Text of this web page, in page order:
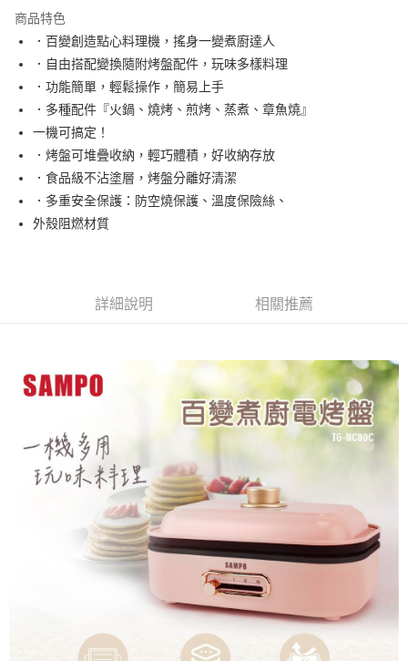
合作金庫商業銀行
華南商業銀行
彰化商業銀行
上海商業儲蓄銀行
台北富邦商業銀行
國泰世華商業銀行
兆豐國際商業銀行
臺灣中小企業銀行
台中商業銀行
匯豐（台灣）商業銀行
聯邦商業銀行
元大商業銀行
永豐商業銀行
玉山商業銀行
星展（台灣）商業銀行
台新國際商業銀行
中國信託商業銀行
台灣樂天信用卡公司
6 期 0 利率 每期
華南商業銀行
彰化商業銀行
上海商業儲蓄銀行
台北富邦商業銀行
國泰世華商業銀行
兆豐國際商業銀行
臺灣中小企業銀行
匯豐（台灣）商業銀行
華泰商業銀行
聯邦商業銀行
遠東國際商業銀行
元大商業銀行
永豐商業銀行
玉山商業銀行
星展（台灣）商業銀行
台新國際商業銀行
12 期 0 利率 每期 NT$149
合作金庫商業銀行
第一商業銀行
上海商業儲蓄銀行
台北富邦商業銀行
國泰世華商業銀行
臺灣中小企業銀行
台中商業銀行
匯豐（台灣）商業銀行
華泰商業銀行
聯邦商業銀行
遠東國際商業銀行
元大商業銀行
玉山商業銀行
24 期 0 利率 每期 NT$74
合作金庫商業銀行
第一商業銀行
華南商業銀行
兆豐國際商業銀行
臺灣中小企業銀行
台中商業銀行
匯豐（台灣）商業銀行
華泰商業銀行
聯邦商業銀行
遠東國際商業銀行
LINE Pay
Apple Pay
街口支付
大家電宅配
一般宅配
免運費
商品特色
．百變創造點心料理機，搖身一變煮廚達人
．自由搭配變換隨附烤盤配件，玩味多樣料理
．功能簡單，輕鬆操作，簡易上手
．多種配件『火鍋、燒烤、煎烤、蒸煮、章魚燒』
一機可搞定！
．烤盤可堆疊收納，輕巧體積，好收納存放
．食品級不沾塗層，烤盤分離好清潔
．多重安全保護：防空燒保護、溫度保險絲、
外殼阻燃材質
詳細說明 相關推薦